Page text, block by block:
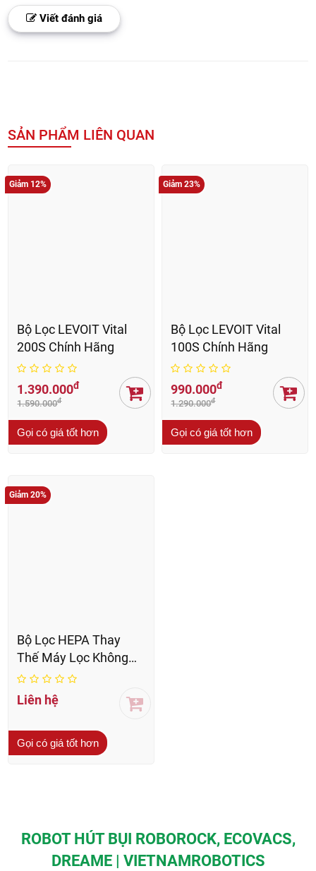
Viết đánh giá
SẢN PHẨM LIÊN QUAN
Giảm 12%
Bộ Lọc LEVOIT Vital
200S Chính Hãng
1.390.000đ
1.590.000đ
Gọi có giá tốt hơn
Giảm 23%
Bộ Lọc LEVOIT Vital
100S Chính Hãng
990.000đ
1.290.000đ
Gọi có giá tốt hơn
Giảm 20%
Bộ Lọc HEPA Thay
Thế Máy Lọc Không
Khí LEVOIT Core Mini
Chính Hãng
Liên hệ
Gọi có giá tốt hơn
ROBOT HÚT BỤI ROBOROCK, ECOVACS,
DREAME | VIETNAMROBOTICS